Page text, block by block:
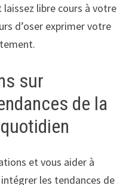
libre cours à votre
d’oser exprimer votre
sur
de la
et vous aider à
les tendances de